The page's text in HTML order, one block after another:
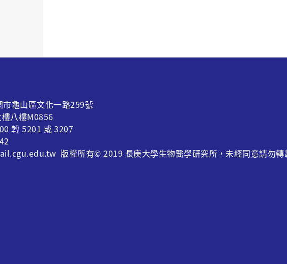
山區文化一路259號
八樓M0856
轉 5201 或 3207
版權所有© 2019 長庚大學生物醫學研究所，未經同意請勿轉